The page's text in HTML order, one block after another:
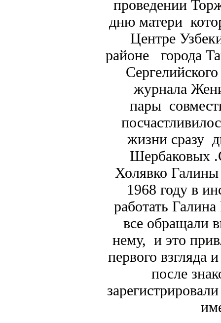
проведении
дню матери
Центре
районе города
журнала
пары
жизни сразу
Шербаковых
Холявко
1968 году в
работать
все обращали
нему, и это
первого взгляда
после